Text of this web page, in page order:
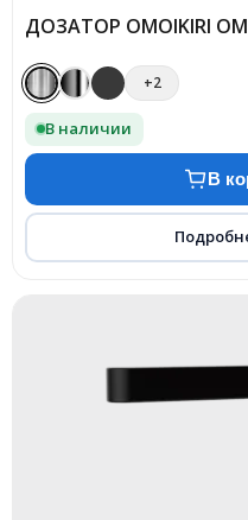
ДОЗАТОР OMOIKIRI
+2
В наличии
В